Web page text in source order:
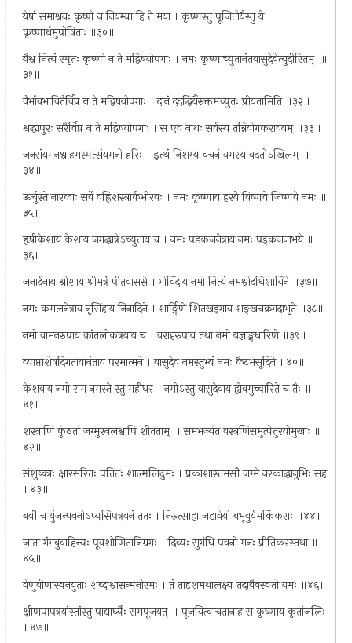
येषां समाश्रयः कृष्णे न नियम्या हि ते मया । कृष्णस्तु पूजितोयैस्तु ये
कृष्णार्थमुपोषिताः ॥३०॥
यैश्व नित्यं स्मृतः कृष्णो न ते मद्विषयोपगाः । नमः कृष्णाच्युतानंतवासुदेवेत्युदीरितम् ‍ ॥
३१॥
वैर्भावभावितैर्विप्र न ते मद्विषयोपगाः । दानं ददद्धिर्यैरुक्तमच्युतः प्रीयतामिति ॥३२॥
श्रद्धापुरः सरैर्विप्र न ते मद्विषयोपगाः । स एव नाथः सर्वस्य तन्नियोगकरावयम् ॥३३॥
जनसंयमनश्वाहमस्मत्संयमनो हरिः । इत्थं निशम्य वचनं यमस्य वदतोऽखिलम् ‍ ॥
३४॥
ऊर्चुस्ते नारकाः सर्वे वह्रिशस्त्रार्कभीरवः । नमः कृष्णाय हरये विष्णवे जिष्णवे नमः ॥
३५॥
हृषीकेशाय केशाय जगद्धात्रेऽच्युताय च । नमः पडकजनेत्राय नमः पड्कजनाभये ॥
३६॥
जनार्दनाय श्रीशाय श्रीभर्त्रे पीतवाससे । गोविंदाय नमो नित्यं नमश्वोदधिशायिने ॥३७॥
नमः कमलनेत्राय नृसिंहाय निनादिने । शार्ङ्गिणे शितखड्‌गाय शङ्खचक्रगदाभृते ॥३८॥
नमो वामनरुपाय क्रांतलोकत्रयाय च । वराहरुपाय तथा नमो यज्ञाङ्गधारिणे ॥३९॥
व्याप्ताशेषदिगतायानंताय परमात्मने । वासुदेव नमस्तुभ्यं नमः कैटभसूदिने ॥४०॥
केशवाय नमो राम नमस्ते स्तु महीधर । नमोऽस्तु वासुदेवाय ह्येवमुच्चारिते च तैः ॥
४१॥
शस्त्राणि कुंठतां जग्मुरनलश्वापि शीतताम् ‍ । समभज्यंत वस्त्रणिसमुत्पेतुरयोमुखाः ॥
४२॥
संशुष्काः क्षारसरितः पतितः शाल्मलिद्रुमः । प्रकाशास्तमसौ जग्मे नरकाद्धानुभिः सह
॥४३॥
बवौ च युंजन्पवनोऽप्यसिपत्रवनं ततः । निरुत्साहा जडावेयो बभूवुर्यमकिंकराः ॥४४॥
जाता गंगबुवाहिन्यः पूयशोणितानिम्रगः । दिव्यः सुगंधि पवनो मनः प्रीतिकरस्तथा ॥
४५॥
वेणुवीणास्वनयुताः शब्दाश्वासन्मनोरमः । तं तादृशमथालक्ष्य तदावैवस्वतो यमः ॥४६॥
क्षीणपापत्रयांस्तांस्तु पाद्यार्घ्यैः समपूजयत् ‍ । पूजयित्वाचतानाह स कृष्णाय कृतांजलिः
॥४७॥